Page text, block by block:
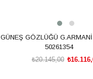
GÜNEŞ GÖZLÜĞÜ
50261354
₺20.145,00